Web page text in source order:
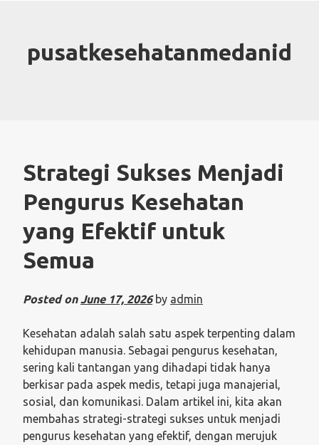
pusatkesehatanmedanid
Strategi Sukses Menjadi
Pengurus Kesehatan
yang Efektif untuk
Semua
Posted onJune 17, 2026by admin
Kesehatan adalah salah satu aspek terpenting dalam
kehidupan manusia. Sebagai pengurus kesehatan,
sering kali tantangan yang dihadapi tidak hanya
berkisar pada aspek medis, tetapi juga manajerial,
sosial, dan komunikasi. Dalam artikel ini, kita akan
membahas strategi-strategi sukses untuk menjadi
pengurus kesehatan yang efektif, dengan merujuk